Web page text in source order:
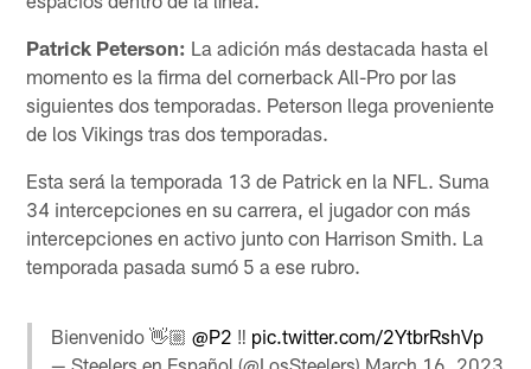
Patrick Peterson: La adición más destacada hasta el
momento es la firma del cornerback All-Pro por las
siguientes dos temporadas. Peterson llega proveniente
de los Vikings tras dos temporadas.
Esta será la temporada 13 de Patrick en la NFL. Suma
34 intercepciones en su carrera, el jugador con más
intercepciones en activo junto con Harrison Smith. La
temporada pasada sumó 5 a ese rubro.
Bienvenido 👋🏼 @P2 ‼️ pic.twitter.com/2YtbrRshVp